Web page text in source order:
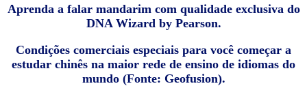
Aprenda a falar mandarim com qualidade exclusiva do
DNA Wizard by Pearson.
Condições comerciais especiais para você começar a
estudar chinês na maior rede de ensino de idiomas do
mundo (Fonte: Geofusion).